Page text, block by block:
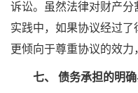
诉讼。虽然法律对财产
实践中，如果协议经过
更倾向于尊重协议的效力
七、 债务承担的明